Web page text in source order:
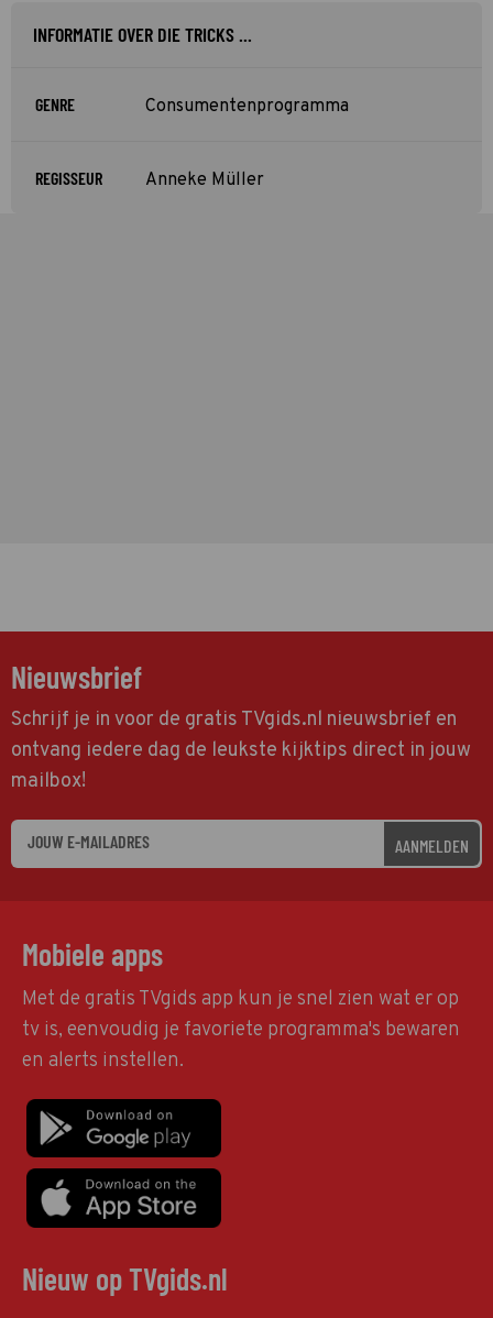
INFORMATIE OVER DIE TRICKS ...
GENRE Consumentenprogramma
REGISSEUR Anneke Müller
Nieuwsbrief
Schrijf je in voor de gratis TVgids.nl nieuwsbrief en
ontvang iedere dag de leukste kijktips direct in jouw
mailbox!
AANMELDEN
Mobiele apps
Met de gratis TVgids app kun je snel zien wat er op
tv is, eenvoudig je favoriete programma's bewaren
en alerts instellen.
Nieuw op TVgids.nl